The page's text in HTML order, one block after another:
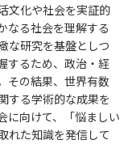
文化や社会を実証的
なる社会を理解する
な研究を基盤としつ
するため、政治・経
その結果、世界有数
する学術的な成果を
に向けて、「悩ましい
れた知識を発信して